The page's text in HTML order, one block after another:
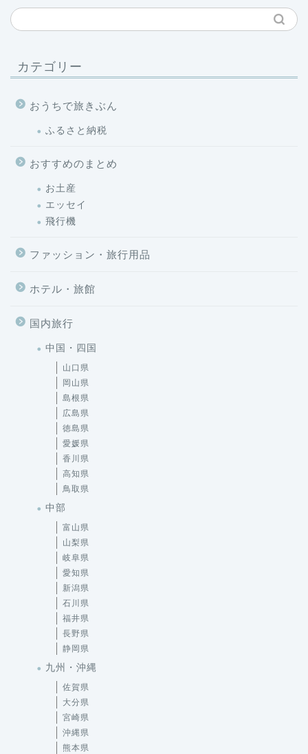
カテゴリー
おうちで旅きぶん
ふるさと納税
おすすめのまとめ
お土産
エッセイ
飛行機
ファッション・旅行用品
ホテル・旅館
国内旅行
中国・四国
山口県
岡山県
島根県
広島県
徳島県
愛媛県
香川県
高知県
鳥取県
中部
富山県
山梨県
岐阜県
愛知県
新潟県
石川県
福井県
長野県
静岡県
九州・沖縄
佐賀県
大分県
宮崎県
沖縄県
熊本県